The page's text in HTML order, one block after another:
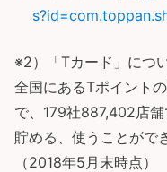
※2）「Tカード」につ
全国にあるTポイント
で、179社887,402店
貯める、使うことがで
（2018年5月末時点）